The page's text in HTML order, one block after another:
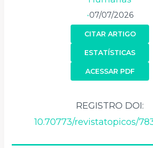
•07/07/2026
CITAR ARTIGO
ACESSAR PDF
ESTATÍSTICAS
REGISTRO DOI:
10.70773/revistatopicos/